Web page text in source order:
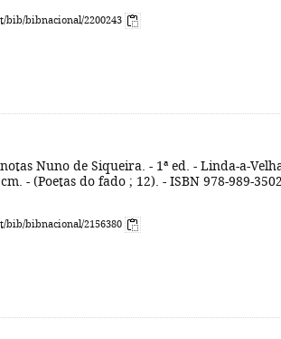
bibnacional/2200243
Nuno de Siqueira. - 1ª ed. - Linda-a-
- (Poetas do fado ; 12). - ISBN 978-989-
bibnacional/2156380